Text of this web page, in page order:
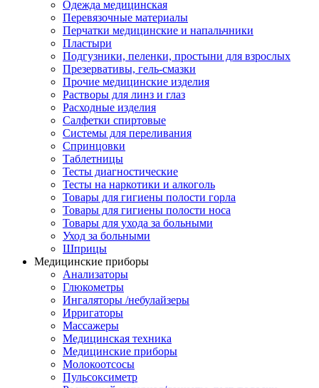
Одежда медицинская
Перевязочные материалы
Перчатки медицинские и напальчники
Пластыри
Подгузники, пеленки, простыни для взрослых
Презервативы, гель-смазки
Прочие медицинские изделия
Растворы для линз и глаз
Расходные изделия
Салфетки спиртовые
Системы для переливания
Спринцовки
Таблетницы
Тесты диагностические
Тесты на наркотики и алкоголь
Товары для гигиены полости горла
Товары для гигиены полости носа
Товары для ухода за больными
Уход за больными
Шприцы
Медицинские приборы
Анализаторы
Глюкометры
Ингаляторы /небулайзеры
Ирригаторы
Массажеры
Медицинская техника
Медицинские приборы
Молокоотсосы
Пульсоксиметр